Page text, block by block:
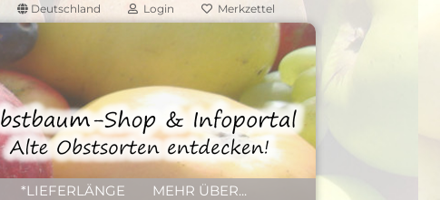
Deutschland Login Merkzettel
*LIEFERLÄNGE MEHR ÜBER...